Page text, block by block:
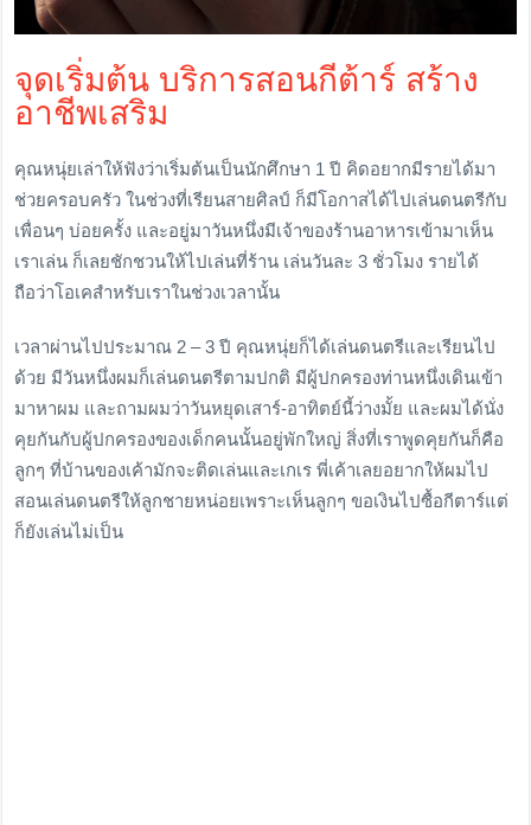
จุดเริ่มต้น บริการสอนกีต้าร์ สร้าง
อาชีพเสริม
คุณหนุ่ยเล่าให้ฟังว่าเริ่มต้นเป็นนักศึกษา 1 ปี คิดอยากมีรายได้มา
ช่วยครอบครัว ในช่วงที่เรียนสายศิลป์ ก็มีโอกาสได้ไปเล่นดนตรีกับ
เพื่อนๆ บ่อยครั้ง และอยู่มาวันหนึ่งมีเจ้าของร้านอาหารเข้ามาเห็น
เราเล่น ก็เลยชักชวนให้ไปเล่นที่ร้าน เล่นวันละ 3 ชั่วโมง รายได้
ถือว่าโอเคสำหรับเราในช่วงเวลานั้น
เวลาผ่านไปประมาณ 2 – 3 ปี คุณหนุ่ยก็ได้เล่นดนตรีและเรียนไป
ด้วย มีวันหนึ่งผมก็เล่นดนตรีตามปกติ มีผู้ปกครองท่านหนึ่งเดินเข้า
มาหาผม และถามผมว่าวันหยุดเสาร์-อาทิตย์นี้ว่างมั้ย และผมได้นั่ง
คุยกันกับผู้ปกครองของเด็กคนนั้นอยู่พักใหญ่ สิ่งที่เราพูดคุยกันก็คือ
ลูกๆ ที่บ้านของเค้ามักจะติดเล่นและเกเร พี่เค้าเลยอยากให้ผมไป
สอนเล่นดนตรีให้ลูกชายหน่อยเพราะเห็นลูกๆ ขอเงินไปซื้อกีตาร์แต่
ก็ยังเล่นไม่เป็น